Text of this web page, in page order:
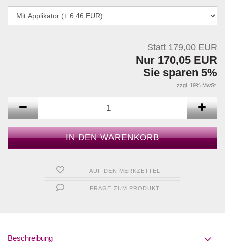
Statt 179,00 EUR
Nur 170,05 EUR
Sie sparen 5%
zzgl. 19% MwSt.
AUF DEN MERKZETTEL
FRAGE ZUM PRODUKT
Beschreibung